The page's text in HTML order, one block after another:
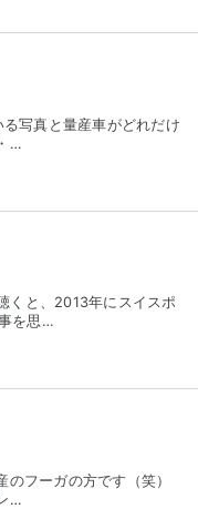
写真と量産車がどれだけ
…
と、2013年にスイスポ
を思…
フーガの方です（笑）
…